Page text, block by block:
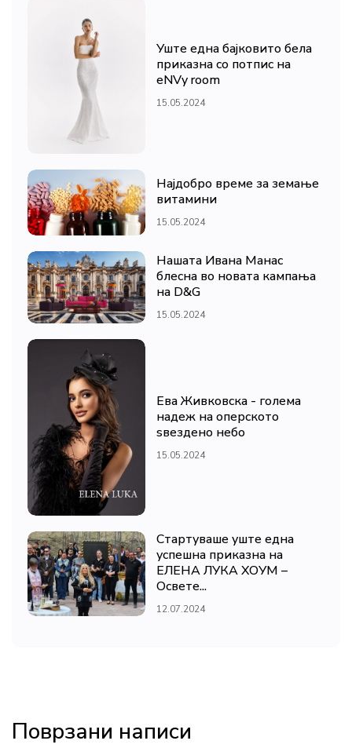
Уште една бајковито бела
приказна со потпис на
eNVy room
15.05.2024
Најдобро време за земање
витамини
15.05.2024
Нашата Ивана Манас
блесна во новата кампања
на D&G
15.05.2024
Ева Живковска - голема
надеж на оперското
ѕвездено небо
15.05.2024
Стартуваше уште една
успешна приказна на
ЕЛЕНА ЛУКА ХОУМ –
Освете...
12.07.2024
Поврзани написи